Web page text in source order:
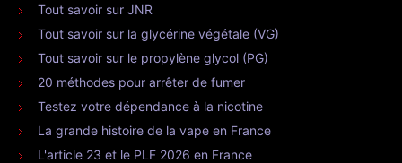
Tout savoir sur JNR
Tout savoir sur la glycérine végétale (VG)
Tout savoir sur le propylène glycol (PG)
20 méthodes pour arrêter de fumer
Testez votre dépendance à la nicotine
La grande histoire de la vape en France
L'article 23 et le PLF 2026 en France